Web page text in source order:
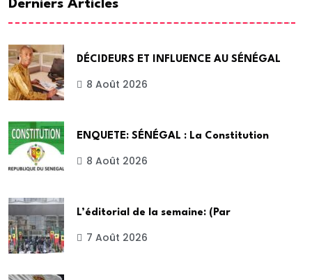
Derniers Articles
DÉCIDEURS ET INFLUENCE AU SÉNÉGAL
8 Août 2026
ENQUETE: SÉNÉGAL : La Constitution
8 Août 2026
L’éditorial de la semaine: (Par
7 Août 2026